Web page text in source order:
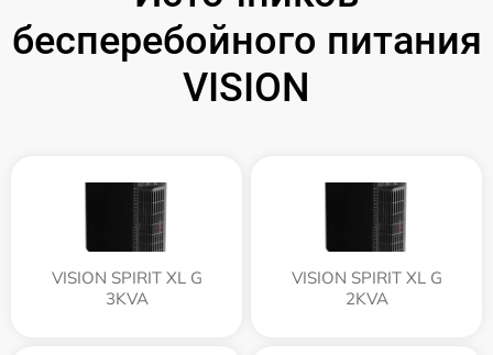
бесперебойного питания
VISION
VISION SPIRIT XL G
3KVA
VISION SPIRIT XL G
2KVA